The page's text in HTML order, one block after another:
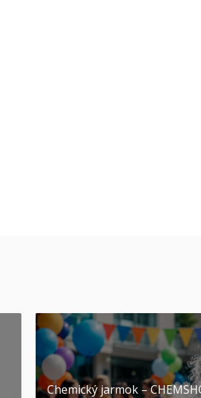
Chemický jarmok –